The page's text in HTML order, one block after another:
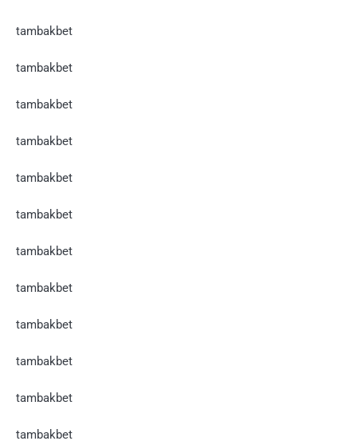
tambakbet
tambakbet
tambakbet
tambakbet
tambakbet
tambakbet
tambakbet
tambakbet
tambakbet
tambakbet
tambakbet
tambakbet